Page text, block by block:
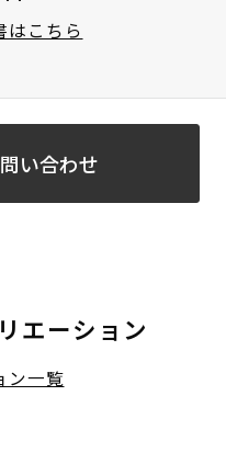
はこちら
い合わせ
エーション
ン一覧